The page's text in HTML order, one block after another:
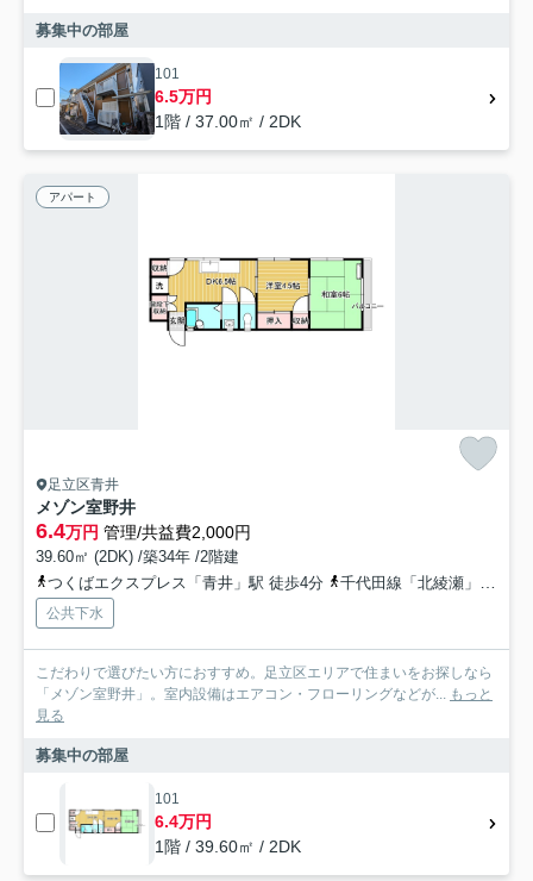
募集中の部屋
101
6.5万円
1階 / 37.00㎡ / 2DK
アパート
足立区青井
メゾン室野井
6.4万円 管理/共益費2,000円
39.60㎡ (2DK) /築34年 /2階建
つくばエクスプレス「青井」駅 徒歩4分
千代田線「北綾瀬」駅 徒歩19分
公共下水
こだわりで選びたい方におすすめ。足立区エリアで住まいをお探しなら
「メゾン室野井」。室内設備はエアコン・フローリングなどが...
もっと
見る
募集中の部屋
101
6.4万円
1階 / 39.60㎡ / 2DK